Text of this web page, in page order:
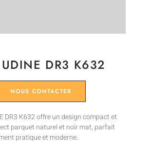
DR3 K632
NOUS CONTACTER
DR3 K632 offre un design compact et
parquet naturel et noir mat, parfait
pratique et moderne.